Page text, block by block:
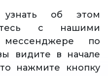
об этом
с нашими
по
видите в начале
нажмите кнопку